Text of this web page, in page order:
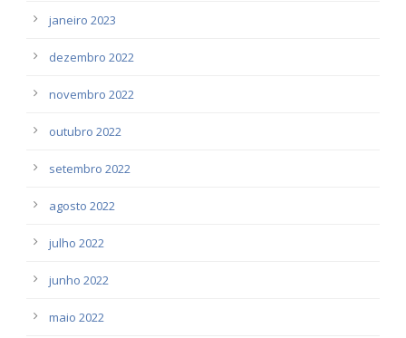
janeiro 2023
dezembro 2022
novembro 2022
outubro 2022
setembro 2022
agosto 2022
julho 2022
junho 2022
maio 2022